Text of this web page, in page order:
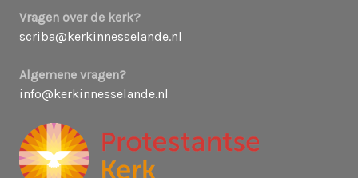
Vragen over de kerk?
scriba@kerkinnesselande.nl
Algemene vragen?
info@kerkinnesselande.nl